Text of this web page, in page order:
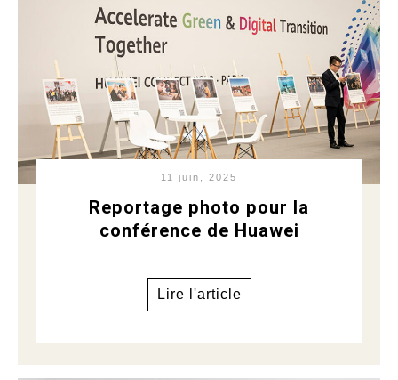
11 juin, 2025
Reportage photo pour la
conférence de Huawei
Lire l'article